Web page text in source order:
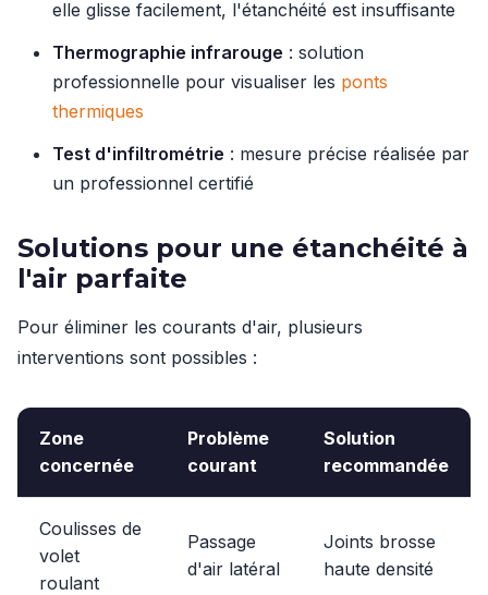
elle glisse facilement, l'étanchéité est insuffisante
Thermographie infrarouge : solution
professionnelle pour visualiser les ponts
thermiques
Test d'infiltrométrie : mesure précise réalisée par
un professionnel certifié
Solutions pour une étanchéité à
l'air parfaite
Pour éliminer les courants d'air, plusieurs
interventions sont possibles :
Zone
concernée
Problème
courant
Solution
recommandée
Coulisses de
volet
roulant
Passage
d'air latéral
Joints brosse
haute densité